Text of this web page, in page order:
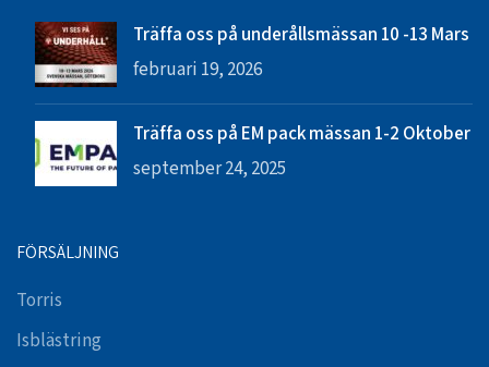
Träffa oss på underållsmässan 10 -13 Mars
februari 19, 2026
Träffa oss på EM pack mässan 1-2 Oktober
september 24, 2025
FÖRSÄLJNING
Torris
Isblästring